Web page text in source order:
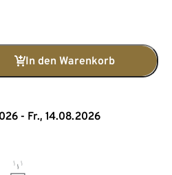
In den Warenkorb
- Fr., 14.08.2026